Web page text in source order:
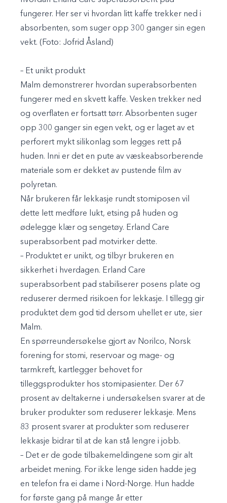
fungerer. Her ser vi hvordan litt kaffe trekker ned i
absorbenten, som suger opp 300 ganger sin egen
vekt. (Foto: Jofrid Åsland)
– Et unikt produkt
Malm demonstrerer hvordan superabsorbenten
fungerer med en skvett kaffe. Vesken trekker ned
og overflaten er fortsatt tørr. Absorbenten suger
opp 300 ganger sin egen vekt, og er laget av et
perforert mykt silikonlag som legges rett på
huden. Inni er det en pute av væskeabsorberende
materiale som er dekket av pustende film av
polyretan.
Når brukeren får lekkasje rundt stomiposen vil
dette lett medføre lukt, etsing på huden og
ødelegge klær og sengetøy. Erland Care
superabsorbent pad motvirker dette.
– Produktet er unikt, og tilbyr brukeren en
sikkerhet i hverdagen. Erland Care
superabsorbent pad stabiliserer posens plate og
reduserer dermed risikoen for lekkasje. I tillegg gir
produktet dem god tid dersom uhellet er ute, sier
Malm.
En spørreundersøkelse gjort av Norilco, Norsk
forening for stomi, reservoar og mage- og
tarmkreft, kartlegger behovet for
tilleggsprodukter hos stomipasienter. Der 67
prosent av deltakerne i undersøkelsen svarer at de
bruker produkter som reduserer lekkasje. Mens
83 prosent svarer at produkter som reduserer
lekkasje bidrar til at de kan stå lengre i jobb.
– Det er de gode tilbakemeldingene som gir alt
arbeidet mening. For ikke lenge siden hadde jeg
en telefon fra ei dame i Nord-Norge. Hun hadde
for første gang på mange år etter